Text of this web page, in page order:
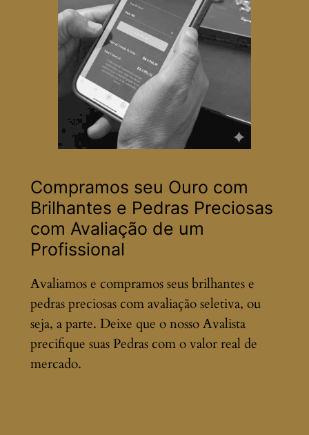
Compramos seu Ouro com
Brilhantes e Pedras Preciosas
com Avaliação de um
Profissional
Avaliamos e compramos seus brilhantes e
pedras preciosas com avaliação seletiva, ou
seja, a parte. Deixe que o nosso Avalista
precifique suas Pedras com o valor real de
mercado.